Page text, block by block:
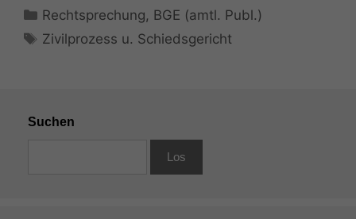
Kategorien
Rechtsprechung, BGE (amtl. Publ.)
Schlagwörter
Zivilprozess u. Schiedsgericht
Suchen